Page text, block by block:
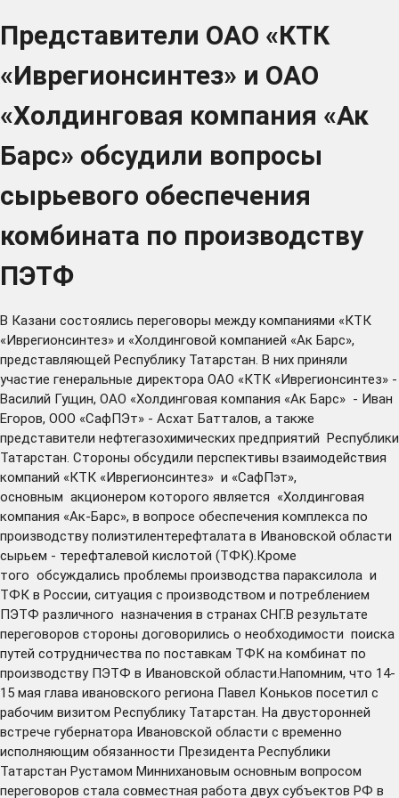
Представители ОАО «КТК
«Иврегионсинтез» и ОАО
«Холдинговая компания «Ак
Барс» обсудили вопросы
сырьевого обеспечения
комбината по производству
ПЭТФ
В Казани состоялись переговоры между компаниями «КТК
«Иврегионсинтез» и «Холдинговой компанией «Ак Барс»,
представляющей Республику Татарстан. В них приняли
участие генеральные директора ОАО «КТК «Иврегионсинтез» -
Василий Гущин, ОАО «Холдинговая компания «Ак Барс» - Иван
Егоров, ООО «СафПЭт» - Асхат Батталов, а также
представители нефтегазохимических предприятий Республики
Татарстан. Стороны обсудили перспективы взаимодействия
компаний «КТК «Иврегионсинтез» и «СафПэт»,
основным акционером которого является «Холдинговая
компания «Ак-Барс», в вопросе обеспечения комплекса по
производству полиэтилентерефталата в Ивановской области
сырьем - терефталевой кислотой (ТФК).Кроме
того обсуждались проблемы производства параксилола и
ТФК в России, ситуация с производством и потреблением
ПЭТФ различного назначения в странах СНГ.В результате
переговоров стороны договорились о необходимости поиска
путей сотрудничества по поставкам ТФК на комбинат по
производству ПЭТФ в Ивановской области.Напомним, что 14-
15 мая глава ивановского региона Павел Коньков посетил с
рабочим визитом Республику Татарстан. На двусторонней
встрече губернатора Ивановской области с временно
исполняющим обязанности Президента Республики
Татарстан Рустамом Миннихановым основным вопросом
переговоров стала совместная работа двух субъектов РФ в